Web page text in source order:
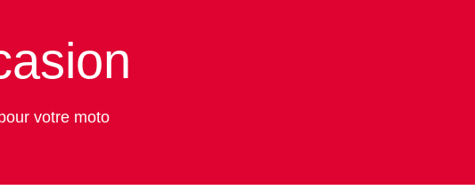
votre moto